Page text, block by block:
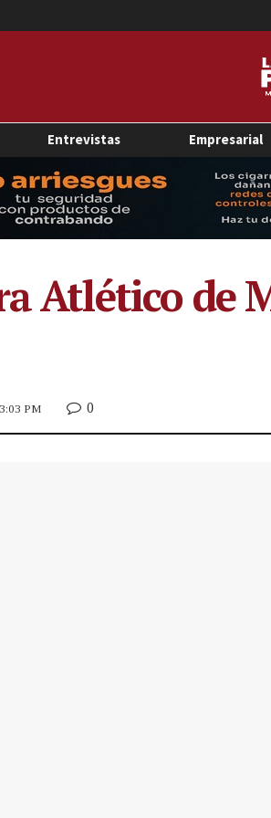
Entrevistas Empresarial
Atlético de
PM 0